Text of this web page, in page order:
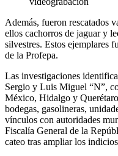
Además, fueron rescatados
ellos cachorros de jaguar y
silvestres. Estos ejemplares
de la Profepa.
Las investigaciones
Sergio y Luis Miguel “N”,
México, Hidalgo y
bodegas, gasolineras,
vínculos con autoridades
Fiscalía General de la
cateo tras ampliar los